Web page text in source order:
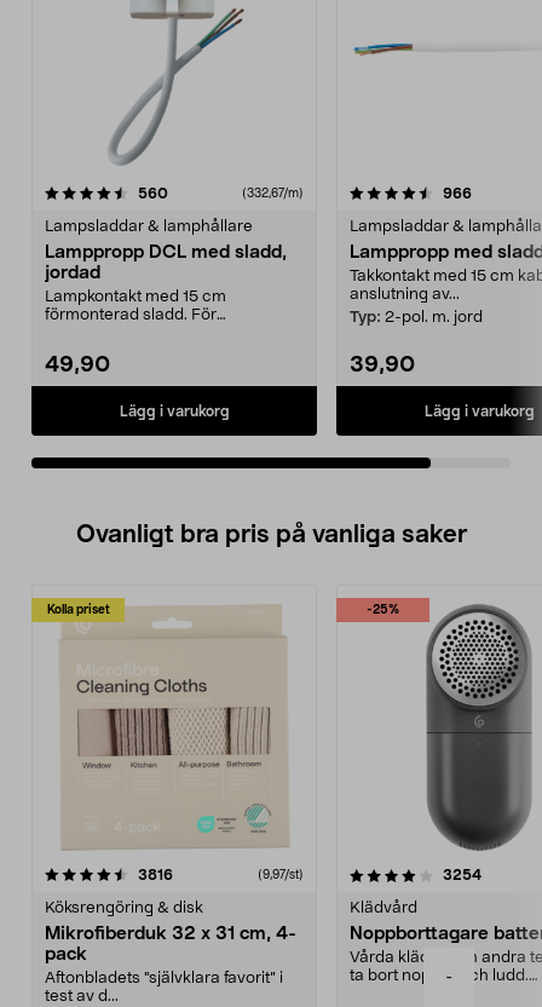
-
560recensioner(332,67/m)
Lampsladdar & lamphållare
Lamppropp DCL med sladd,
jordad
Lampkontakt med 15 cm
förmonterad sladd. För
49,90
Lägg i varukorg
4.5av 5 stjärnor 966
Lampsladdar &
Lamppropp med
Takkontakt med 15 cm
anslutning av...
Typ: 2-pol. m. jord
39,90
Lägg i varukorg
Ovanligt bra pris på vanliga saker
Kolla priset
3816recensioner (9,97/st)
Köksrengöring & disk
Mikrofiberduk 32 x 31 cm, 4-
pack
Aftonbladets "självklara favorit” i
test av d...
-25%
4.0av 5 stjärnor 3254
Klädvård
Noppborttagare
Vårda kläder och andra
ta bort noppor och ludd.
4.5av 5 stjärnor